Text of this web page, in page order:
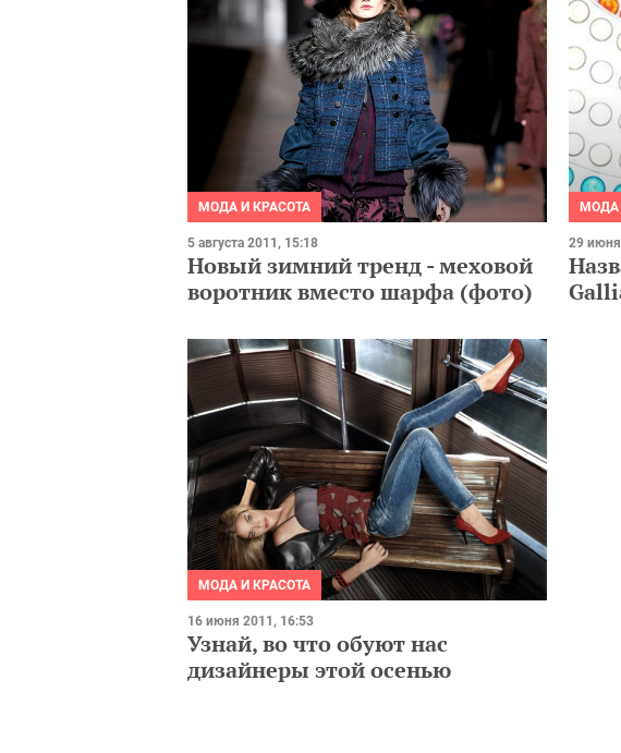
МОДА И КРАСОТА
5 августа 2011, 15:18
Новый зимний тренд - меховой
воротник вместо шарфа (фото)
МОДА
29
МОДА И КРАСОТА
16 июня 2011, 16:53
Узнай, во что обуют нас
дизайнеры этой осенью